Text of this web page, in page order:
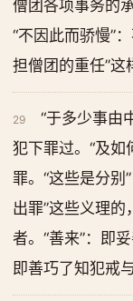
僧团各项事务的
“不因此而骄慢”
担僧团的重任”这
29
“于多少事由
犯下罪过。“及如
罪。“这些是分别
出罪”这些义理的
者。“善来”：即
即善巧了知犯戒